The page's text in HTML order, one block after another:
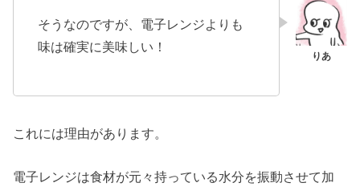
そうなのですが、電子レンジよりも
味は確実に美味しい！
これには理由があります。
電子レンジは食材が元々持っている水分を振動させて加